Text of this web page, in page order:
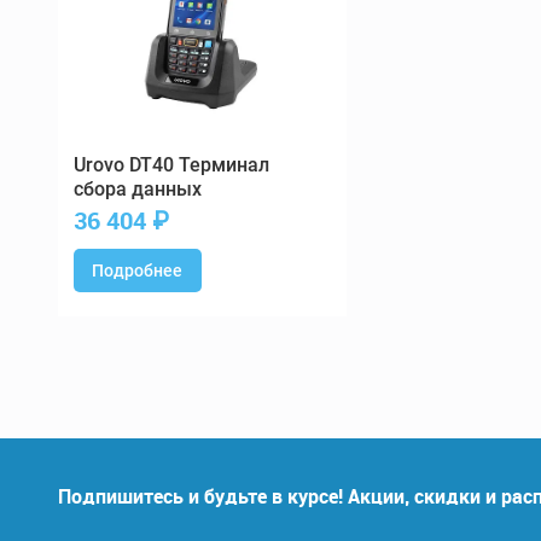
DT40 Терминал
сбора данных
36 404 ₽
Подробнее
Подпишитесь и будьте в курсе! Акции, скидки и